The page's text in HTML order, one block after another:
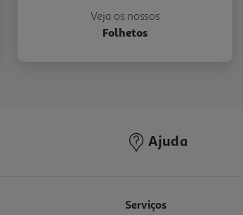
Veja os nossos
Folhetos
Ajuda
Serviços